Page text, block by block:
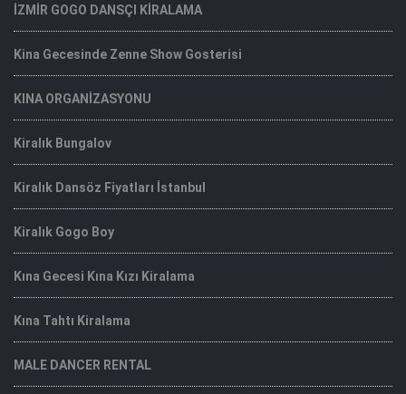
İZMİR GOGO DANSÇI KİRALAMA
Kina Gecesinde Zenne Show Gosterisi
KINA ORGANİZASYONU
Kiralık Bungalov
Kiralık Dansöz Fiyatları İstanbul
Kiralık Gogo Boy
Kına Gecesi Kına Kızı Kiralama
Kına Tahtı Kiralama
MALE DANCER RENTAL